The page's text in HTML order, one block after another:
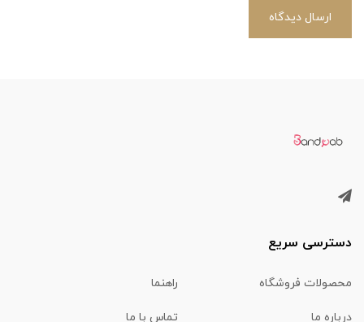
ارسال دیدگاه
دسترسی سریع
محصولات فروشگاه راهنما
درباره ما تماس با ما